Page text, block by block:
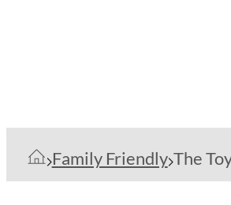
Family Friendly The